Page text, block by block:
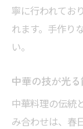
寧に行われてお
れます。手作り
い。
中華の技が光
中華料理の伝統
み合わせは、春